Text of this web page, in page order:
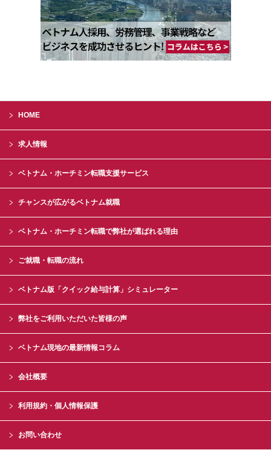
HOME
求人情報
ベトナム・ホーチミン転職支援サービス
チャンスが広がるベトナム就職
ベトナム・ホーチミン転職で弊社が選ばれる理由
ご就職・転職の流れ
ベトナム版「クイック給与計算」シミュレーター
弊社をご利用いただいた皆様の声
ベトナム現地の最新情報コラム
会社概要
利用規約・個人情報保護
お問い合わせ